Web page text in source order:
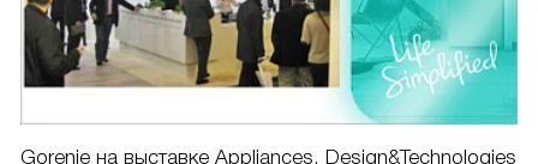
Gorenje на выставке Appliances, Design&Technologies